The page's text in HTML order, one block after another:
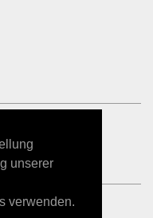
unserer
verwenden.